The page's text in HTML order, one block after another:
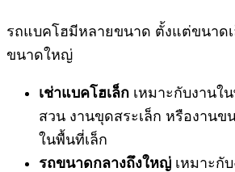
รถแบคโฮมีหลายขนาด ตั้งแต่ขนาดเ
ขนาดใหญ่
เช่าแบคโฮเล็ก เหมาะกับงานใ
สวน งานขุดสระเล็ก หรืองานข
ในพื้นที่เล็ก
รถขนาดกลางถึงใหญ่ เหมาะกั